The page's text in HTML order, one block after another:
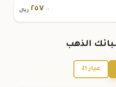
٢٥٧.٠٠ ريال
الذهب
عيار 21